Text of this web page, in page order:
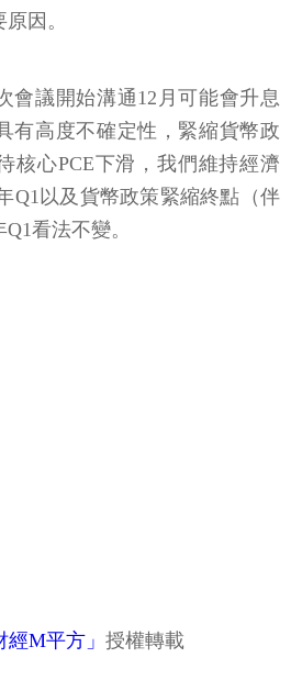
因。
會議開始溝通12月可能會升息
有高度不確定性，緊縮貨幣政
核心PCE下滑，我們維持經濟
Q1以及貨幣政策緊縮終點（伴
看法不變。
經M平方」 授權轉載